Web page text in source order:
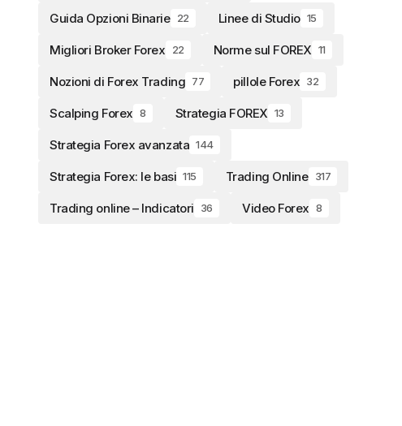
Guida Opzioni Binarie 22 Linee di Studio 15
Migliori Broker Forex 22 Norme sul FOREX 11
Nozioni di Forex Trading 77 pillole Forex 32
Scalping Forex 8 Strategia FOREX 13
Strategia Forex avanzata 144
Strategia Forex: le basi 115 Trading Online 317
Trading online – Indicatori 36 Video Forex 8